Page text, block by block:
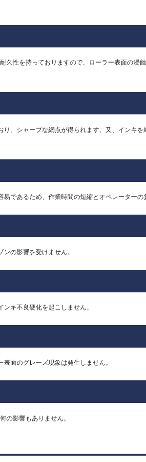
久性を持っておりますので、ローラー表面の浸
、シャープな網点が得られます。又、インキ
であるため、作業時間の短縮とオペレーターの
の影響を受けません。
キ不良硬化を起こしません。
面のグレーズ現象は発生しません。
の影響もありません。